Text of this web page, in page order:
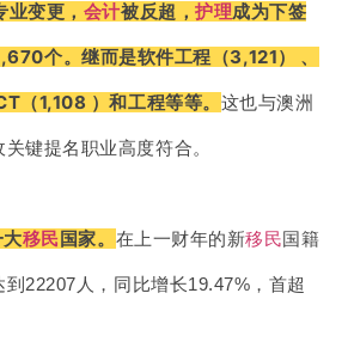
业变更， 会计被反超，护理成为下签
个。继而是软件工程（3,121） 、
（1,108 ）和工程等等。 这也与澳洲
键提名职业高度符合。
移民国家。 在上一财年的新移民国籍
22207人，同比增长19.47%，首超